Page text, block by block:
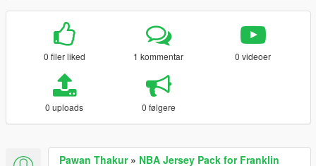
0 filer liked 1 kommentar 0 videoer
0 uploads 0 følgere
Pawan Thakur» NBA Jersey Pack for Franklin